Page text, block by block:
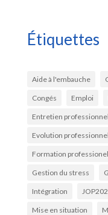
Étiquettes
Aide à l'embauche
Congés Emploi
Entretien professionnel
Evolution
Formation
Gestion du stress
Intégration
Mise en situation